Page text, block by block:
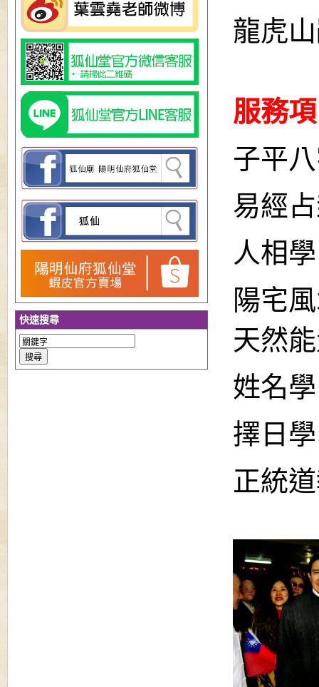
快速搜尋
龍虎
服務
子平
易經
人相
陽宅
天然
姓名
擇日
正統